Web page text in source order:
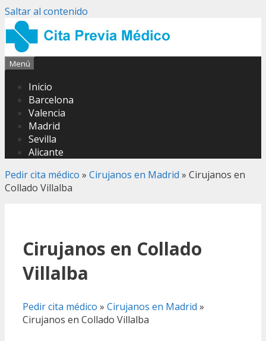
Saltar al contenido
Menú
Inicio
Barcelona
Valencia
Madrid
Sevilla
Alicante
Pedir cita médico » Cirujanos en Madrid » Cirujanos en
Collado Villalba
Cirujanos en Collado
Villalba
Pedir cita médico » Cirujanos en Madrid »
Cirujanos en Collado Villalba